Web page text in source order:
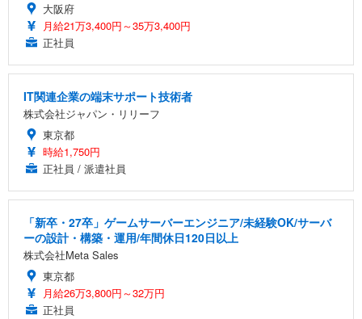
大阪府
月給21万3,400円～35万3,400円
正社員
IT関連企業の端末サポート技術者
株式会社ジャパン・リリーフ
東京都
時給1,750円
正社員 / 派遣社員
「新卒・27卒」ゲームサーバーエンジニア/未経験OK/サーバ
ーの設計・構築・運用/年間休日120日以上
株式会社Meta Sales
東京都
月給26万3,800円～32万円
正社員